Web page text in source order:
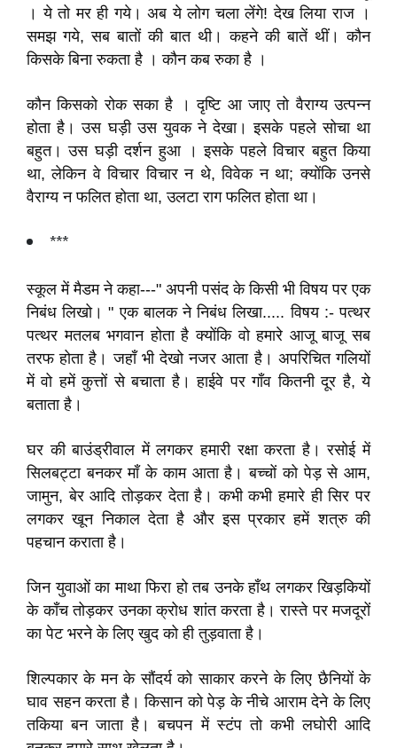
। ये तो मर ही गये। अब ये लोग चला लेंगे! देख लिया राज ।
समझ गये, सब बातों की बात थी। कहने की बातें थीं। कौन
किसके बिना रुकता है । कौन कब रुका है ।
कौन किसको रोक सका है । दृष्टि आ जाए तो वैराग्य उत्पन्न
होता है। उस घड़ी उस युवक ने देखा। इसके पहले सोचा था
बहुत। उस घड़ी दर्शन हुआ । इसके पहले विचार बहुत किया
था, लेकिन वे विचार विचार न थे, विवेक न था; क्योंकि उनसे
वैराग्य न फलित होता था, उलटा राग फलित होता था।
***
स्कूल में मैडम ने कहा---" अपनी पसंद के किसी भी विषय पर एक
निबंध लिखो। " एक बालक ने निबंध लिखा..... विषय :- पत्थर
पत्थर मतलब भगवान होता है क्योंकि वो हमारे आजू बाजू सब
तरफ होता है। जहाँ भी देखो नजर आता है। अपरिचित गलियों
में वो हमें कुत्तों से बचाता है। हाईवे पर गाँव कितनी दूर है, ये
बताता है।
घर की बाउंड्रीवाल में लगकर हमारी रक्षा करता है। रसोई में
सिलबट्टा बनकर माँ के काम आता है। बच्चों को पेड़ से आम,
जामुन, बेर आदि तोड़कर देता है। कभी कभी हमारे ही सिर पर
लगकर खून निकाल देता है और इस प्रकार हमें शत्रु की
पहचान कराता है।
जिन युवाओं का माथा फिरा हो तब उनके हाँथ लगकर खिड़कियों
के काँच तोड़कर उनका क्रोध शांत करता है। रास्ते पर मजदूरों
का पेट भरने के लिए खुद को ही तुड़वाता है।
शिल्पकार के मन के सौंदर्य को साकार करने के लिए छैनियों के
घाव सहन करता है। किसान को पेड़ के नीचे आराम देने के लिए
तकिया बन जाता है। बचपन में स्टंप तो कभी लघोरी आदि